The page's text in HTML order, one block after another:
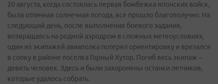
20 августа, когда состоялась первая бомбежка японских войск,
была отличная солнечная погода, все прошло благополучно. На
следующий день, после выполнения боевого задания,
возвращаясь на родной аэродром в сложных метеоусловиях,
один из экипажей авиаполка потерял ориентировку и врезался
в сопку в районе поселка Горный Хутор. Погиб весь экипаж –
девять человек. Здесь и были захоронены останки летчиков,
которые удалось собрать.